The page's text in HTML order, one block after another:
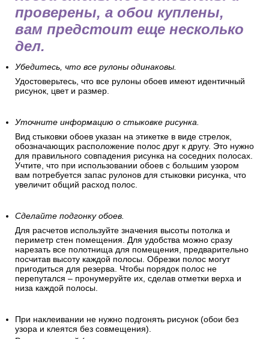
проверены, а обои куплены,
вам предстоит еще несколько
дел.
Убедитесь, что все рулоны одинаковы.
Удостоверьтесь, что все рулоны обоев имеют идентичный
рисунок, цвет и размер.
Уточните информацию о стыковке рисунка.
Вид стыковки обоев указан на этикетке в виде стрелок,
обозначающих расположение полос друг к другу. Это нужно
для правильного совпадения рисунка на соседних полосах.
Учтите, что при использовании обоев с большим узором
вам потребуется запас рулонов для стыковки рисунка, что
увеличит общий расход полос.
Сделайте подгонку обоев.
Для расчетов используйте значения высоты потолка и
периметр стен помещения. Для удобства можно сразу
нарезать все полотнища для помещения, предварительно
посчитав высоту каждой полосы. Обрезки полос могут
пригодиться для резерва. Чтобы порядок полос не
перепутался – пронумеруйте их, сделав отметки верха и
низа каждой полосы.
При наклеивании не нужно подгонять рисунок (обои без
узора и клеятся без совмещения).